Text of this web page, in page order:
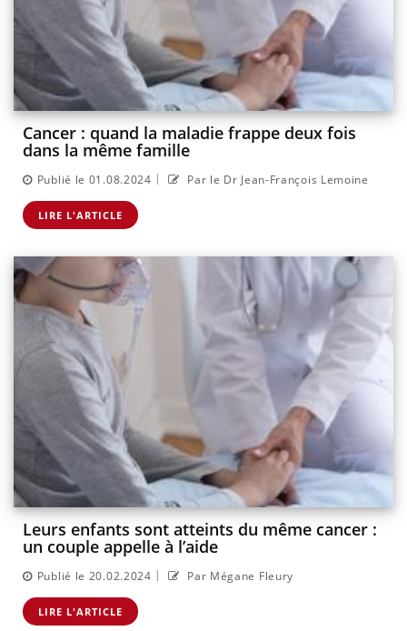
Cancer : quand la maladie frappe deux fois
dans la même famille
Publié le 01.08.2024 | Par le Dr Jean-François Lemoine
LIRE L'ARTICLE
Leurs enfants sont atteints du même cancer :
un couple appelle à l’aide
Publié le 20.02.2024 | Par Mégane Fleury
LIRE L'ARTICLE